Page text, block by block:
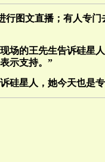
图文直播；有人专
场的王先生告诉硅星
示支持。”
硅星人，她今天也是